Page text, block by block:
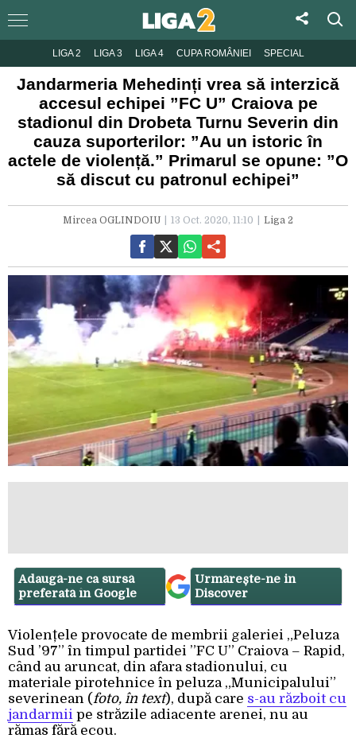
LIGA 2 LIGA 3 LIGA 4 CUPA ROMÂNIEI SPECIAL
Jandarmeria Mehedinți vrea să interzică
accesul echipei ”FC U” Craiova pe
stadionul din Drobeta Turnu Severin din
cauza suporterilor: ”Au un istoric în
actele de violență.” Primarul se opune: ”O
să discut cu patronul echipei”
Mircea OGLINDOIU 13 Oct. 2020, 11:10 Liga 2
Adaugă-ne ca sursă
preferată în Google
Urmărește-ne in
Discover
Violențele provocate de membrii galeriei „Peluza
Sud ’97” în timpul partidei ”FC U” Craiova – Rapid,
când au aruncat, din afara stadionului, cu
materiale pirotehnice în peluza „Municipalului”
severinean (foto, în text), după care s-au războit cu
jandarmii pe străzile adiacente arenei, nu au
rămas fără ecou.